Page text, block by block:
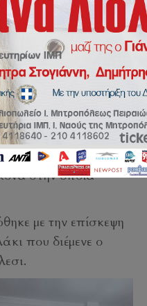
sbalaska
Λυκείου των
Μητροπόλεως
του Αγίου
Ιερό Ναό της
την εικόνα της
στην οποία
με την επίσκεψη
που διέμενε ο